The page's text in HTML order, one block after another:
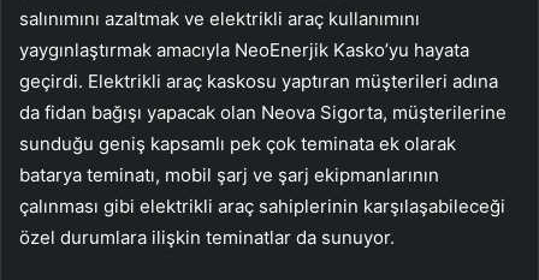
salınımını azaltmak ve elektrikli araç kullanımını
yaygınlaştırmak amacıyla NeoEnerjik Kasko’yu hayata
geçirdi. Elektrikli araç kaskosu yaptıran müşterileri adına
da fidan bağışı yapacak olan Neova Sigorta, müşterilerine
sunduğu geniş kapsamlı pek çok teminata ek olarak
batarya teminatı, mobil şarj ve şarj ekipmanlarının
çalınması gibi elektrikli araç sahiplerinin karşılaşabileceği
özel durumlara ilişkin teminatlar da sunuyor.